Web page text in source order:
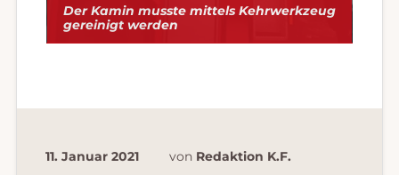
Der Kamin musste mittels Kehrwerkzeug
gereinigt werden
11. Januar 2021 von Redaktion K.F.